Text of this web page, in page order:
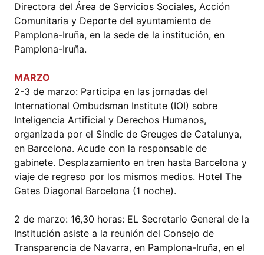
Directora del Área de Servicios Sociales, Acción
Comunitaria y Deporte del ayuntamiento de
Pamplona-Iruña, en la sede de la institución, en
Pamplona-Iruña.
MARZO
2-3 de marzo: Participa en las jornadas del
International Ombudsman Institute (IOI) sobre
Inteligencia Artificial y Derechos Humanos,
organizada por el Sindic de Greuges de Catalunya,
en Barcelona. Acude con la responsable de
gabinete. Desplazamiento en tren hasta Barcelona y
viaje de regreso por los mismos medios. Hotel The
Gates Diagonal Barcelona (1 noche).
2 de marzo: 16,30 horas: EL Secretario General de la
Institución asiste a la reunión del Consejo de
Transparencia de Navarra, en Pamplona-Iruña, en el